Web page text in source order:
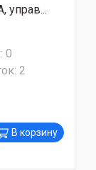
управ...
0
2
В корзину